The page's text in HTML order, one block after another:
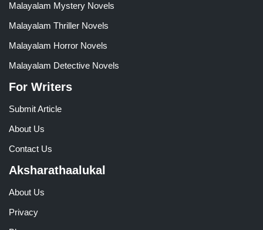
Malayalam Mystery Novels
Malayalam Thriller Novels
Malayalam Horror Novels
Malayalam Detective Novels
For Writers
Submit Article
About Us
Contact Us
Aksharathaalukal
About Us
Privacy